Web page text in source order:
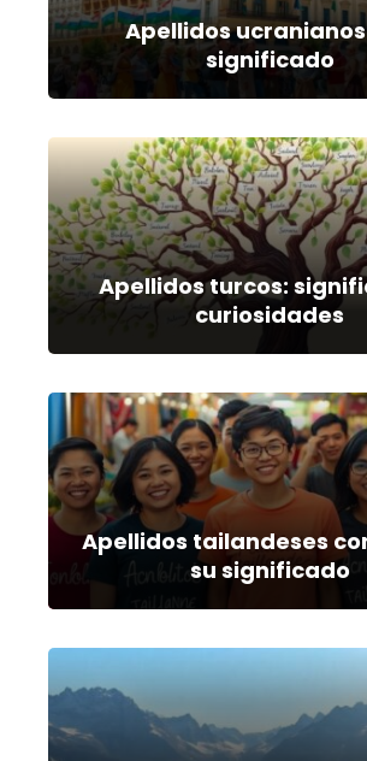
Apellidos ucranianos
significado
Apellidos turcos:
curiosidades
Apellidos tailandeses
su significado